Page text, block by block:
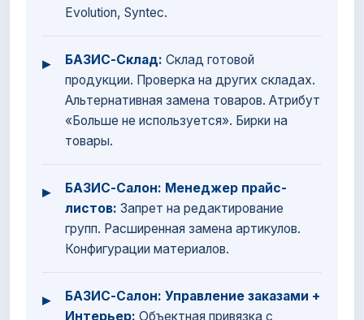
Evolution, Syntec.
▸ БАЗИС-Склад: Склад готовой
продукции. Проверка на других складах.
Альтернативная замена товаров. Атрибут
«Больше не используется». Бирки на
товары.
▸
БАЗИС-Салон: Менеджер прайс-
листов: Запрет на редактирование
групп. Расширенная замена артикулов.
Конфигурации материалов.
▸
БАЗИС-Салон: Управление заказами +
Интерьер: Объектная привязка с